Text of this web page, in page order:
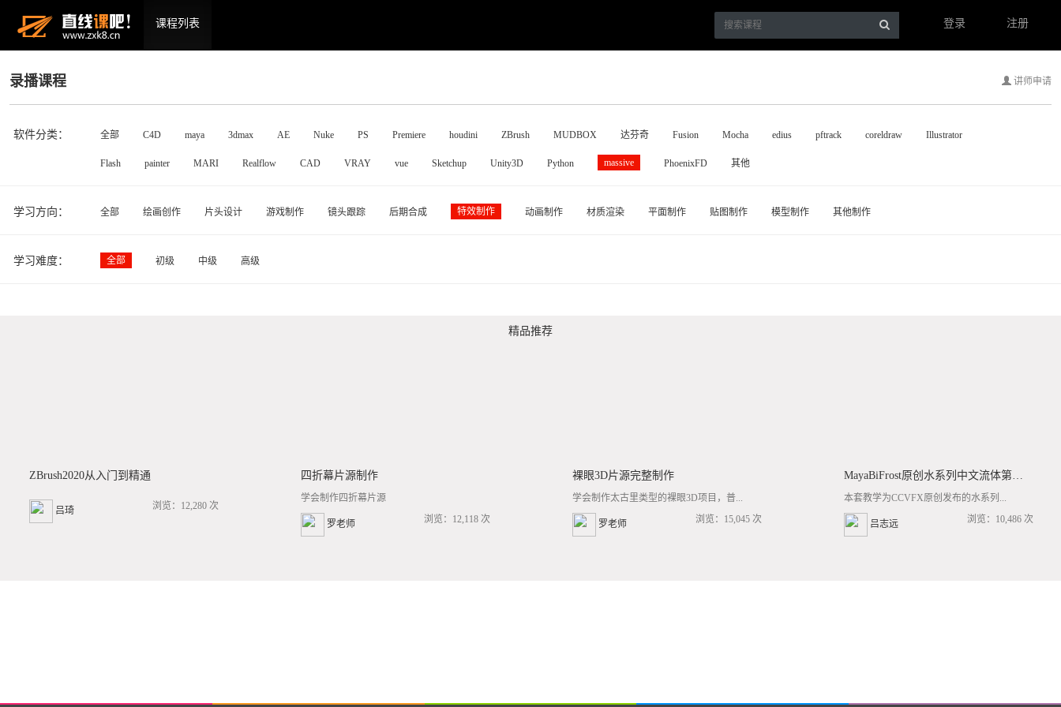
课程列表 登录 注册
录播课程 讲师申请
软件分类： 全部 C4D maya 3dmax AE Nuke PS Premiere houdini ZBrush MUDBOX 达芬奇 Fusion Mocha edius pftrack coreldraw Illustrator
Flash painter MARI Realflow CAD VRAY vue Sketchup Unity3D Python massive PhoenixFD 其他
学习方向： 全部 绘画创作 片头设计 游戏制作 镜头跟踪 后期合成 特效制作 动画制作 材质渲染 平面制作 贴图制作 模型制作 其他制作
学习难度： 全部 初级 中级 高级
精品推荐
ZBrush2020从入门到精通
吕琦 浏览：12,280 次
四折幕片源制作
学会制作四折幕片源
罗老师 浏览：12,118 次
裸眼3D片源完整制作
学会制作太古里类型的裸眼3D项目，普...
罗老师 浏览：15,045 次
MayaBiFrost原创水系列中文流体第三套BF基础/高阶案例全流程教学
本套教学为CCVFX原创发布的水系列...
吕志远 浏览：10,486 次